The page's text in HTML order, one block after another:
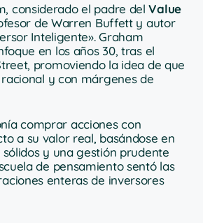
considerado el padre delValue
de Warren Buffett y autor
Inteligente». Graham
en los años 30, tras el
promoviendo la idea de que
y con márgenes de
comprar acciones con
a su valor real, basándose en
y una gestión prudente
de pensamiento sentó las
enteras de inversores